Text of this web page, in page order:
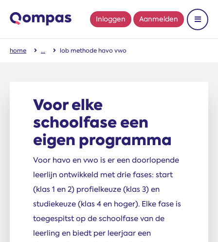
Inloggen Aanmelden
Toon
home lob methode havo vwo
Voor elke
schoolfase een
eigen programma
Voor havo en vwo is er een doorlopende
leerlijn ontwikkeld met drie fases: start
(klas 1 en 2) profielkeuze (klas 3) en
studiekeuze (klas 4 en hoger). Elke fase is
toegespitst op de schoolfase van de
leerling en biedt per leerjaar een